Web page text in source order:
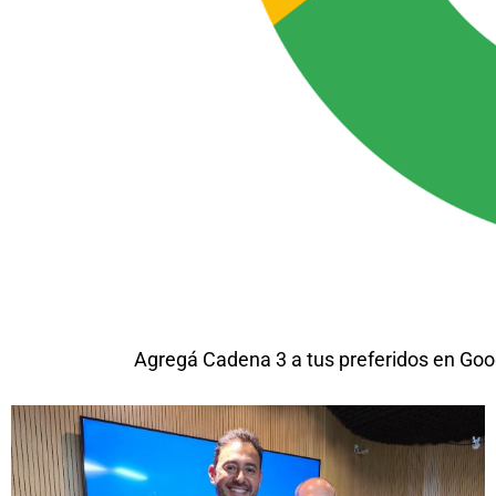
Agregá Cadena 3 a tus preferidos en